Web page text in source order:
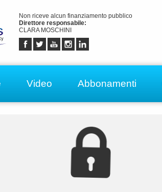
Non riceve alcun finanziamento pubblico
Direttore responsabile:
CLARA MOSCHINI
Video Abbonamenti